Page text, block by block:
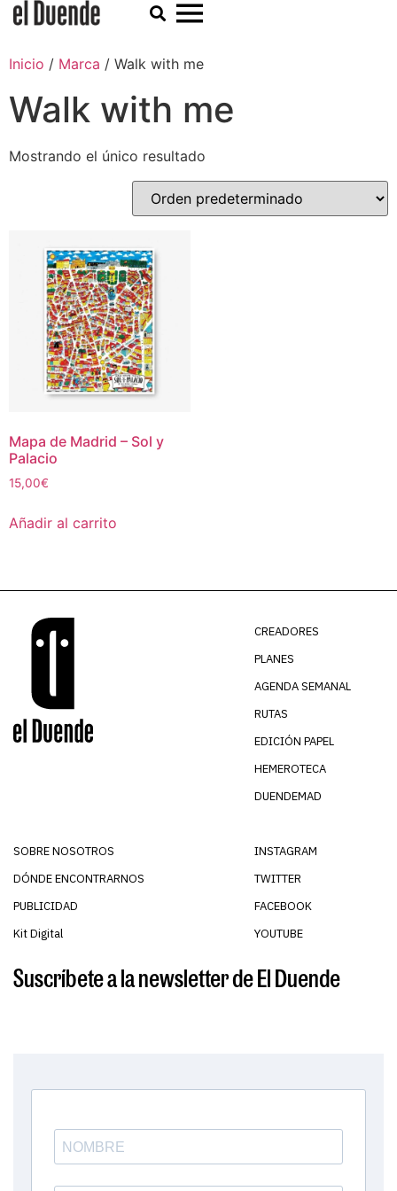
Inicio / Marca / Walk with me
Walk with me
Mostrando el único resultado
Mapa de Madrid – Sol y
Palacio
15,00€
Añadir al carrito
CREADORES
PLANES
AGENDA SEMANAL
RUTAS
EDICIÓN PAPEL
HEMEROTECA
DUENDEMAD
SOBRE NOSOTROS
DÓNDE ENCONTRARNOS
PUBLICIDAD
Kit Digital
INSTAGRAM
TWITTER
FACEBOOK
YOUTUBE
Suscríbete a la newsletter de El Duende